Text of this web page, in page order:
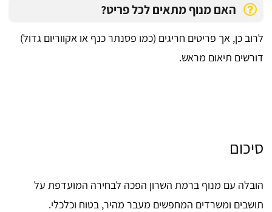
האם מנוף מתאים לכל פריט?
לרוב כן, אך פריטים חריגים (כמו פסנתר כנף או אקווריום גדול)
דורשים תיאום מראש.
סיכום
הובלה עם מנוף ברמת השרון הפכה לבחירה המועדפת על
תושבים ומשרדים המחפשים מעבר מהיר, בטוח וכלכלי.